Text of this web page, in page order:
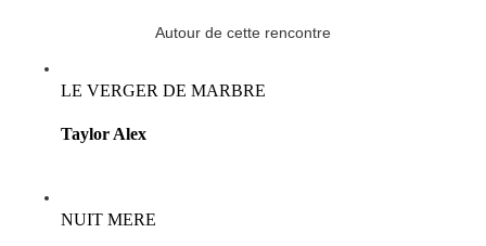
Autour de cette rencontre
LE VERGER DE MARBRE
Taylor Alex
NUIT MERE